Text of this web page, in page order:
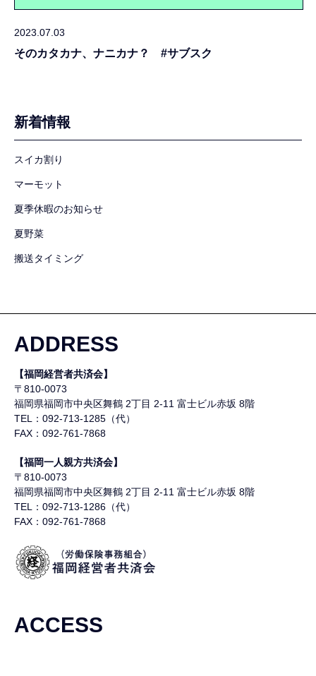
2023.07.03
そのカタカナ、ナニカナ？ #サブスク
新着情報
スイカ割り
マーモット
夏季休暇のお知らせ
夏野菜
搬送タイミング
ADDRESS
【福岡経営者共済会】
〒810-0073
福岡県福岡市中央区舞鶴 2丁目 2-11 富士ビル赤坂 8階
TEL：092-713-1285（代）
FAX：092-761-7868
【福岡一人親方共済会】
〒810-0073
福岡県福岡市中央区舞鶴 2丁目 2-11 富士ビル赤坂 8階
TEL：092-713-1286（代）
FAX：092-761-7868
ACCESS